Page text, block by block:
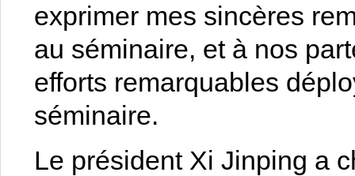
exprimer mes sincères
au séminaire, et à nos
efforts remarquables
séminaire.
Le président Xi Jinping a